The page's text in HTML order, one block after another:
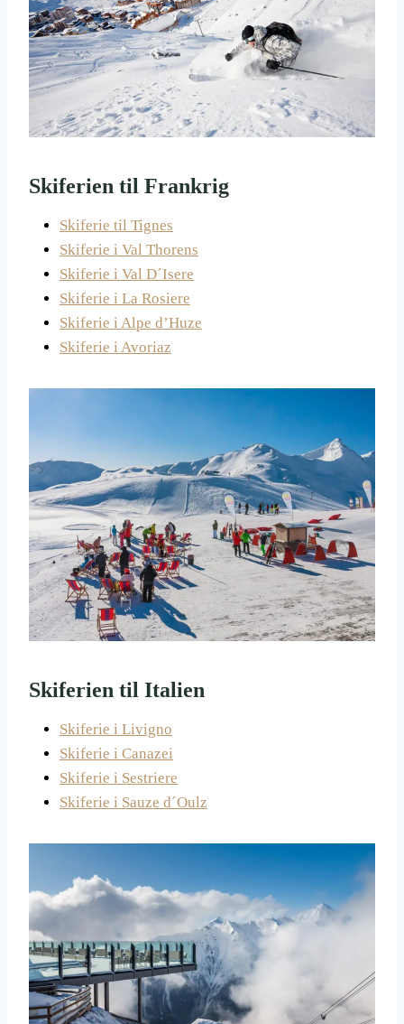
Skiferien til Frankrig
Skiferie til Tignes
Skiferie i Val Thorens
Skiferie i Val D´Isere
Skiferie i La Rosiere
Skiferie i Alpe d’Huze
Skiferie i Avoriaz
Skiferien til Italien
Skiferie i Livigno
Skiferie i Canazei
Skiferie i Sestriere
Skiferie i Sauze d´Oulz